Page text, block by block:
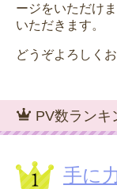
ージをいただけ
いただきます。
どうぞよろしく
PV数ランキ
手に